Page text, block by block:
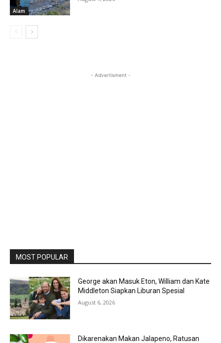
Alam
- Advertisment -
MOST POPULAR
George akan Masuk Eton, William dan Kate
Middleton Siapkan Liburan Spesial
August 6, 2026
Dikarenakan Makan Jalapeno, Ratusan